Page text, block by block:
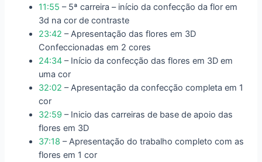
11:55 – 5ª carreira – início da confecção da flor em
3d na cor de contraste
23:42 – Apresentação das flores em 3D
Confeccionadas em 2 cores
24:34 – Início da confecção das flores em 3D em
uma cor
32:02 – Apresentação da confecção completa em 1
cor
32:59 – Inicio das carreiras de base de apoio das
flores em 3D
37:18 – Apresentação do trabalho completo com as
flores em 1 cor